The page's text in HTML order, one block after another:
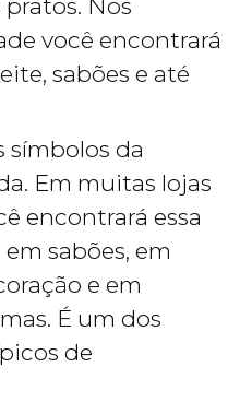
Nos
você encontrará
sabões e até
símbolos da
Em muitas lojas
encontrará essa
sabões, em
e em
É um dos
de